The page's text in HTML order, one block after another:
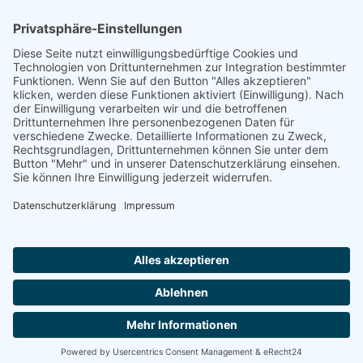
Footer
Cookie-Einstellungen Datenschutz
Impressum
intern
by